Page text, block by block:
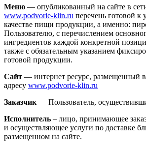
Меню — опубликованный на сайте в
www.podvorie-klin.ru перечень готовой к
качестве пищи продукции, а именно:
Пользователю, с перечислением
ингредиентов каждой конкретной
также с обязательным указанием
готовой продукции.
Сайт — интернет ресурс, размещенный
адресу www.podvorie-klin.ru
Заказчик — Пользователь,
Исполнитель – лицо, принимающее
и осуществляющее услуги по доставке
размещенном на сайте.